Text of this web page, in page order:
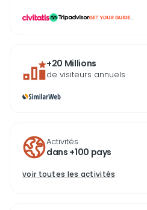
...
+20 Millions
de visiteurs annuels
Activités
dans +100 pays
voir toutes les activités